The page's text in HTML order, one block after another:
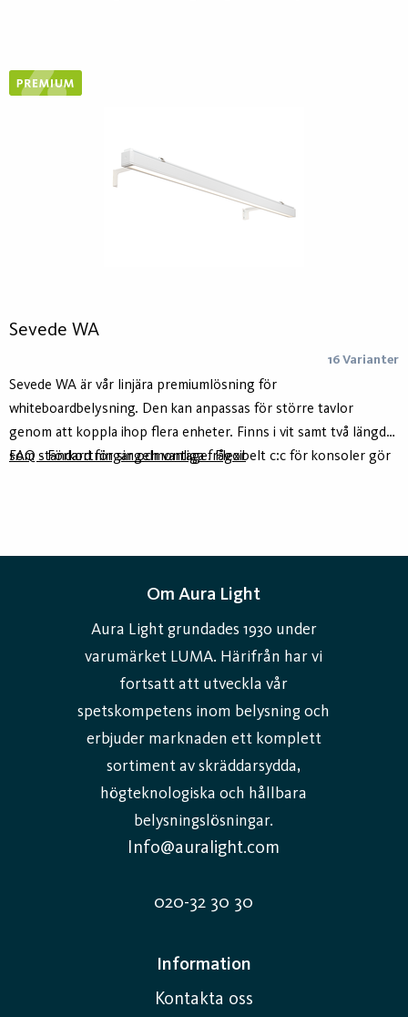
Sevede WA
16 Varianter
Sevede WA är vår linjära premiumlösning för
whiteboardbelysning. Den kan anpassas för större tavlor
genom att koppla ihop flera enheter. Finns i vit samt två längder
som standard för singelmontage. Flexibelt c:c för konsoler gör
FAQ - Förkortningar och vanliga frågor
Om Aura Light
Aura Light grundades 1930 under
varumärket LUMA. Härifrån har vi
fortsatt att utveckla vår
spetskompetens inom belysning och
erbjuder marknaden ett komplett
sortiment av skräddarsydda,
högteknologiska och hållbara
belysningslösningar.
Info@auralight.com
020-32 30 30
Information
Kontakta oss